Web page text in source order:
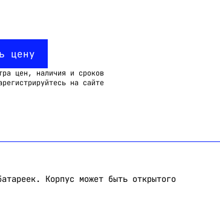
цену
цен, наличия и сроков
на сайте
Корпус может быть открытого